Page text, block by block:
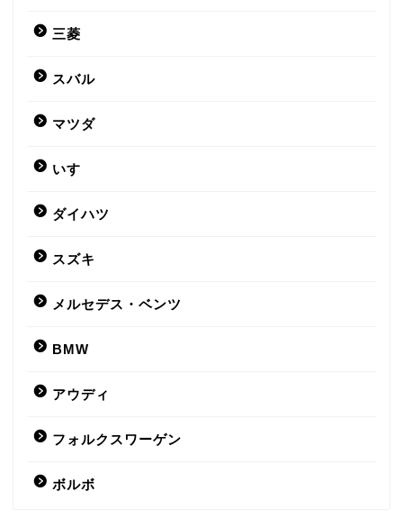
三菱
スバル
マツダ
いすゞ
ダイハツ
スズキ
メルセデス・ベンツ
BMW
アウディ
フォルクスワーゲン
ボルボ